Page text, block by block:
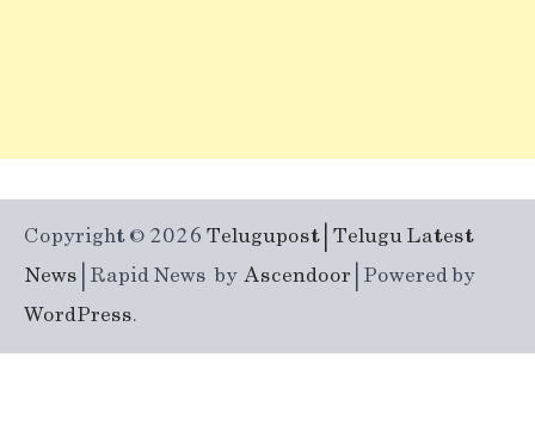
Copyright © 2026 Telugupost | Telugu Latest
News | Rapid News byAscendoor | Powered by
WordPress.